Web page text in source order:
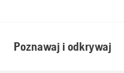
Poznawaj i odkrywaj